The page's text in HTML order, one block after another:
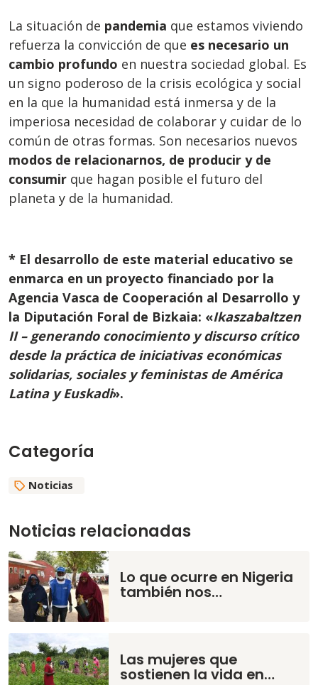
La situación de pandemia que estamos viviendo
refuerza la convicción de que es necesario un
cambio profundo en nuestra sociedad global. Es
un signo poderoso de la crisis ecológica y social
en la que la humanidad está inmersa y de la
imperiosa necesidad de colaborar y cuidar de lo
común de otras formas. Son necesarios nuevos
modos de relacionarnos, de producir y de
consumir que hagan posible el futuro del
planeta y de la humanidad.
* El desarrollo de este material educativo se
enmarca en un proyecto financiado por la
Agencia Vasca de Cooperación al Desarrollo y
la Diputación Foral de Bizkaia: «Ikaszabaltzen
II – generando conocimiento y discurso crítico
desde la práctica de iniciativas económicas
solidarias, sociales y feministas de América
Latina y Euskadi».
Categoría
Noticias
Noticias relacionadas
Lo que ocurre en Nigeria
también nos…
Las mujeres que
sostienen la vida en…